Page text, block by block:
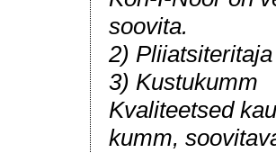
soovita.
2)
3) Kustukumm
Kvaliteetsed
kumm,